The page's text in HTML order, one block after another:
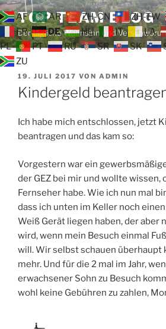
Zum
Inhalt
springen
TOP TEAM BLOG
Der tägliche Wahnsinn und
VERÖFFENTLICHT
AM
19. JULI 2017 VON ADMIN
Kindergeld
Ich habe mich entschlossen, jetzt
beantragen und das kam so:
Vorgestern war ein
der GEZ bei mir und wollte wissen,
Fernseher habe. Wie ich nun mal
dass ich unten im Keller noch
Weiß Gerät liegen haben, der aber
wird, wenn mein Besuch einmal
will. Wir selbst schauen überhaupt
mehr. Und für die 2 mal im Jahr,
erwachsener Sohn zu Besuch
wohl keine Gebühren zu zahlen,
AF AR ZH-CN ZH-TW
FR
DE HU IT LA
PL
PT RU SR SK
ZU